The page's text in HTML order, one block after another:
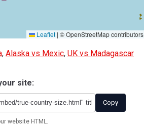
Leaflet | © OpenStreetMap contributors
, Alaska vs Mexic, UK vs Madagascar
site:
Copy
website HTML.